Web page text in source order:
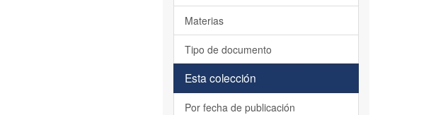
Materias
Tipo de documento
Esta colección
Por fecha de publicación